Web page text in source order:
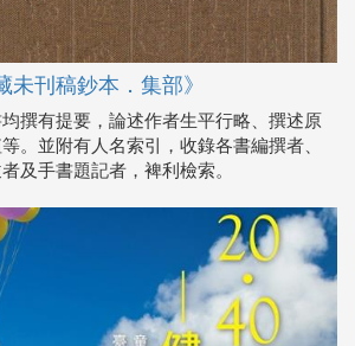
未刊稿鈔本．集部》
撰有提要，論述作者生平行略、撰述原
。並附有人名索引，收錄各書編撰者、
及手書題記者，裨利檢索。